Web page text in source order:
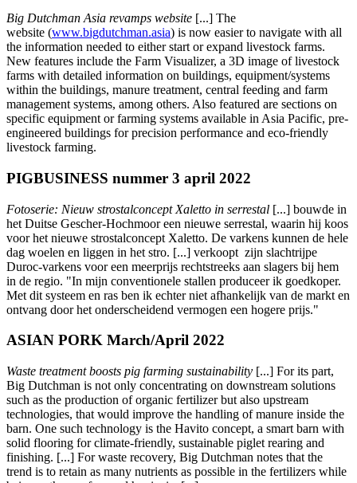
Big Dutchman Asia revamps website [...] The
website (www.bigdutchman.asia) is now easier to navigate with all
the information needed to either start or expand livestock farms.
New features include the Farm Visualizer, a 3D image of livestock
farms with detailed information on buildings, equipment/systems
within the buildings, manure treatment, central feeding and farm
management systems, among others. Also featured are sections on
specific equipment or farming systems available in Asia Pacific, pre-
engineered buildings for precision performance and eco-friendly
livestock farming.
PIGBUSINESS nummer 3 april 2022
Fotoserie: Nieuw strostalconcept Xaletto in serrestal [...] bouwde in
het Duitse Gescher-Hochmoor een nieuwe serrestal, waarin hij koos
voor het nieuwe strostalconcept Xaletto. De varkens kunnen de hele
dag woelen en liggen in het stro. [...] verkoopt zijn slachtrijpe
Duroc-varkens voor een meerprijs rechtstreeks aan slagers bij hem
in de regio. "In mijn conventionele stallen produceer ik goedkoper.
Met dit systeem en ras ben ik echter niet afhankelijk van de markt en
ontvang door het onderscheidend vermogen een hogere prijs."
ASIAN PORK March/April 2022
Waste treatment boosts pig farming sustainability [...] For its part,
Big Dutchman is not only concentrating on downstream solutions
such as the production of organic fertilizer but also upstream
technologies, that would improve the handling of manure inside the
barn. One such technology is the Havito concept, a smart barn with
solid flooring for climate-friendly, sustainable piglet rearing and
finishing. [...] For waste recovery, Big Dutchman notes that the
trend is to retain as many nutrients as possible in the fertilizers while